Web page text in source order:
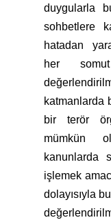
duygularla
sohbetlere
hatadan
her
katmanlarda
bir terör
mümkün
kanunlarda
işlemek
dolayısıyla